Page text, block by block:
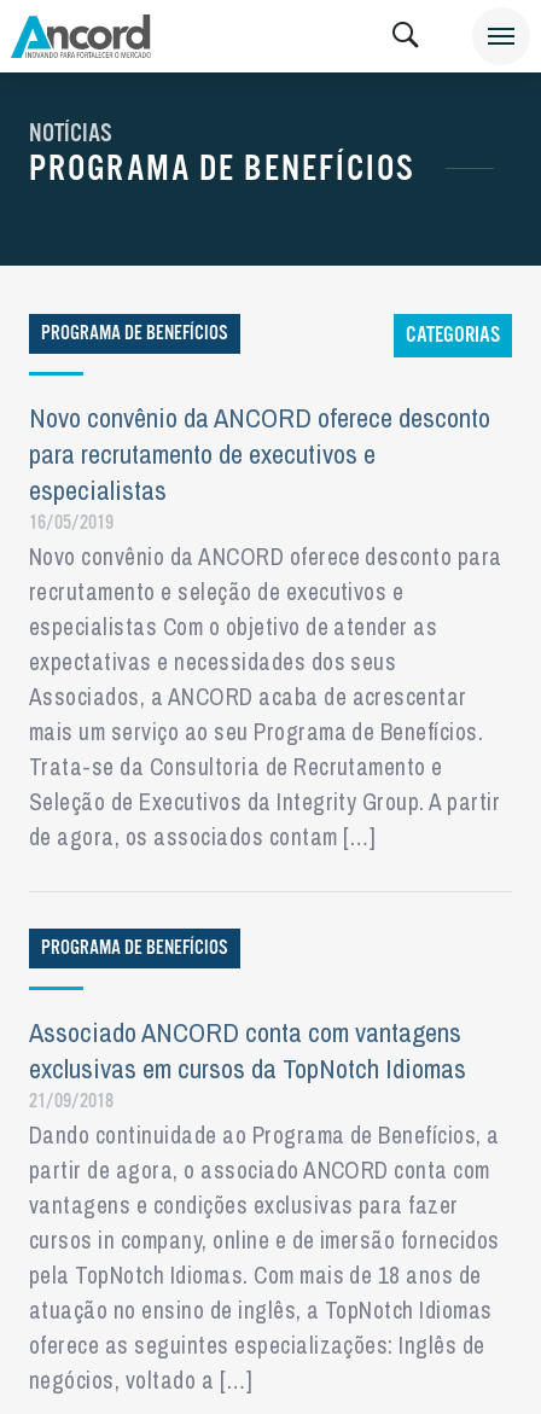
NOTÍCIAS
PROGRAMA DE BENEFÍCIOS
CATEGORIAS
PROGRAMA DE BENEFÍCIOS
Novo convênio da ANCORD oferece desconto
para recrutamento de executivos e
especialistas
16/05/2019
Novo convênio da ANCORD oferece desconto para
recrutamento e seleção de executivos e
especialistas Com o objetivo de atender as
expectativas e necessidades dos seus
Associados, a ANCORD acaba de acrescentar
mais um serviço ao seu Programa de Benefícios.
Trata-se da Consultoria de Recrutamento e
Seleção de Executivos da Integrity Group. A partir
de agora, os associados contam […]
PROGRAMA DE BENEFÍCIOS
Associado ANCORD conta com vantagens
exclusivas em cursos da TopNotch Idiomas
21/09/2018
Dando continuidade ao Programa de Benefícios, a
partir de agora, o associado ANCORD conta com
vantagens e condições exclusivas para fazer
cursos in company, online e de imersão fornecidos
pela TopNotch Idiomas. Com mais de 18 anos de
atuação no ensino de inglês, a TopNotch Idiomas
oferece as seguintes especializações: Inglês de
negócios, voltado a […]